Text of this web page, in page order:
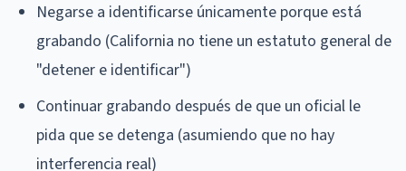
Negarse a identificarse únicamente porque está
grabando (California no tiene un estatuto general de
"detener e identificar")
Continuar grabando después de que un oficial le
pida que se detenga (asumiendo que no hay
interferencia real)